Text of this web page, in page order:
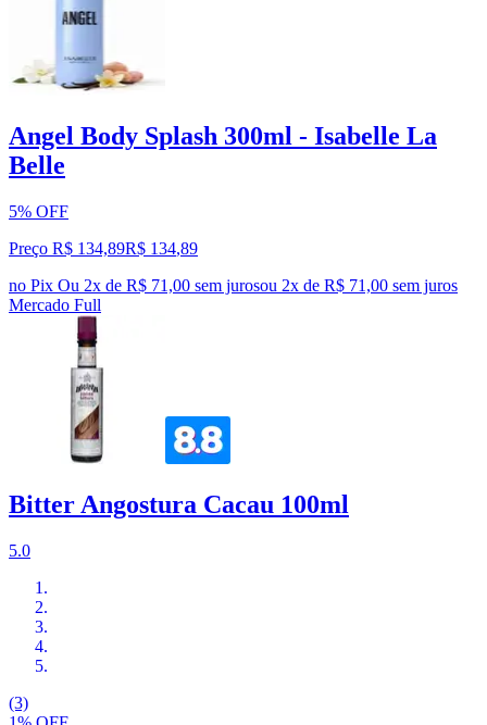
Angel Body Splash 300ml - Isabelle La
Belle
5% OFF
Preço R$ 134,89R$ 134,89
no Pix Ou 2x de R$ 71,00 sem jurosou 2x de R$ 71,00 sem juros
Mercado Full
Bitter Angostura Cacau 100ml
5.0
(3)